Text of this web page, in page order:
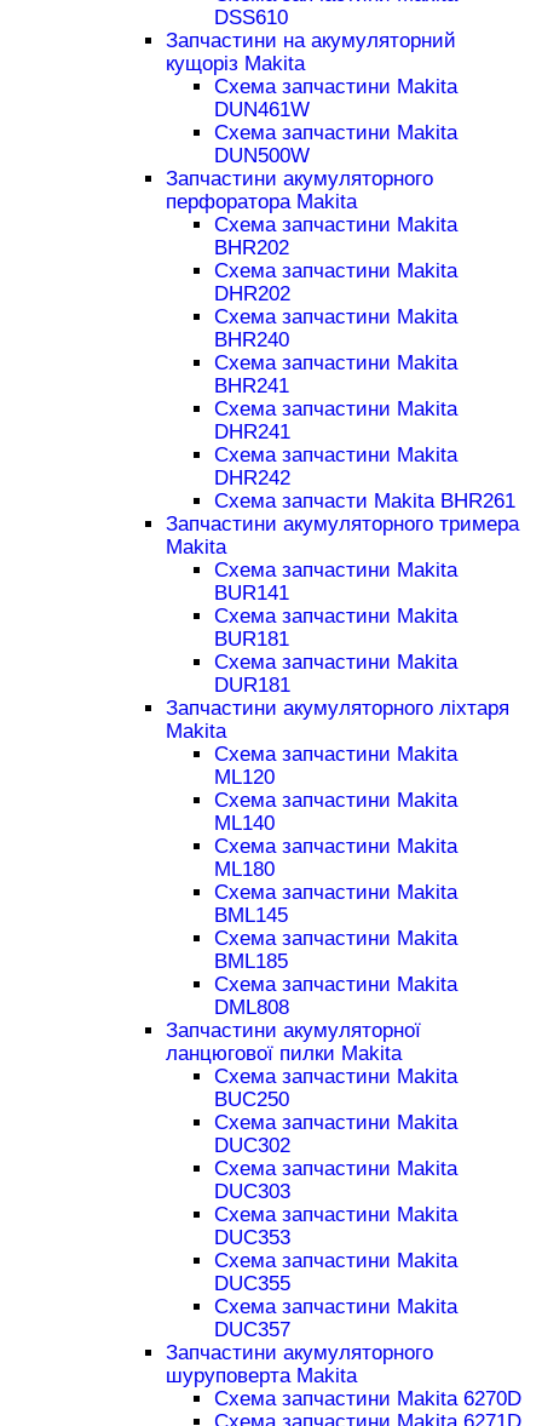
DSS610
Запчастини на акумуляторний
кущоріз Makita
Схема запчастини Makita
DUN461W
Схема запчастини Makita
DUN500W
Запчастини акумуляторного
перфоратора Makita
Схема запчастини Makita
BHR202
Схема запчастини Makita
DHR202
Схема запчастини Makita
BHR240
Схема запчастини Makita
BHR241
Схема запчастини Makita
DHR241
Схема запчастини Makita
DHR242
Схема запчасти Makita BHR261
Запчастини акумуляторного тримера
Makita
Схема запчастини Makita
BUR141
Схема запчастини Makita
BUR181
Схема запчастини Makita
DUR181
Запчастини акумуляторного ліхтаря
Makita
Схема запчастини Makita
ML120
Схема запчастини Makita
ML140
Схема запчастини Makita
ML180
Схема запчастини Makita
BML145
Схема запчастини Makita
BML185
Схема запчастини Makita
DML808
Запчастини акумуляторної
ланцюгової пилки Makita
Схема запчастини Makita
BUC250
Схема запчастини Makita
DUC302
Схема запчастини Makita
DUC303
Схема запчастини Makita
DUC353
Схема запчастини Makita
DUC355
Схема запчастини Makita
DUC357
Запчастини акумуляторного
шуруповерта Makita
Схема запчастини Makita 6270D